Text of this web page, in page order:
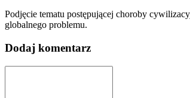
Podjęcie tematu postępującej choroby
globalnego problemu.
Dodaj komentarz